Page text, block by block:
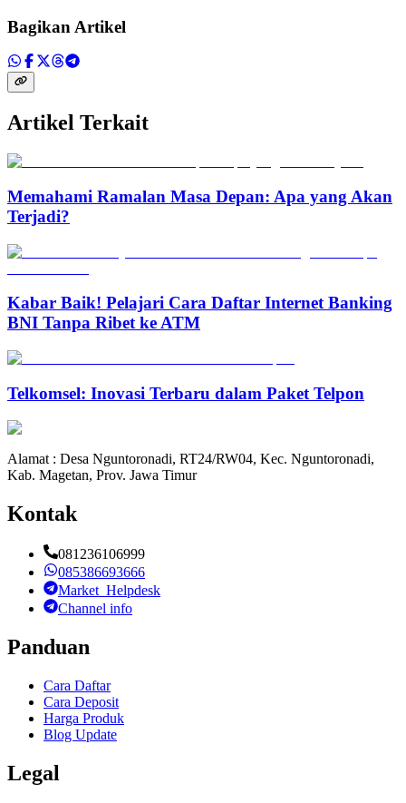
Bagikan Artikel
Artikel Terkait
Memahami Ramalan Masa Depan: Apa yang Akan
Terjadi?
Kabar Baik! Pelajari Cara Daftar Internet Banking
BNI Tanpa Ribet ke ATM
Telkomsel: Inovasi Terbaru dalam Paket Telpon
Alamat : Desa Nguntoronadi, RT24/RW04, Kec. Nguntoronadi,
Kab. Magetan, Prov. Jawa Timur
Kontak
081236106999
085386693666
Market_Helpdesk
Channel info
Panduan
Cara Daftar
Cara Deposit
Harga Produk
Blog Update
Legal